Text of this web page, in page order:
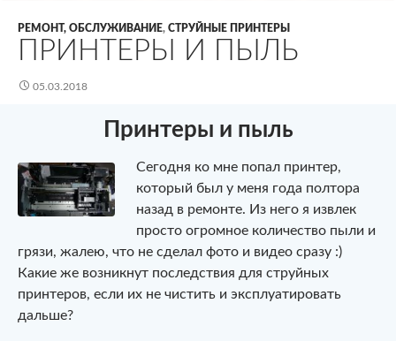
РЕМОНТ, ОБСЛУЖИВАНИЕ, СТРУЙНЫЕ ПРИНТЕРЫ
ПРИНТЕРЫ И ПЫЛЬ
05.03.2018
Принтеры и пыль
Сегодня ко мне попал принтер,
который был у меня года полтора
назад в ремонте. Из него я извлек
просто огромное количество пыли и
грязи, жалею, что не сделал фото и видео сразу :)
Какие же возникнут последствия для струйных
принтеров, если их не чистить и эксплуатировать
дальше?